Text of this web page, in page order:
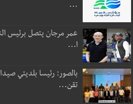
...
عمر مرجان يتصل برئيس
ا...
بالصور: رئيسا بلديتي
تقن...